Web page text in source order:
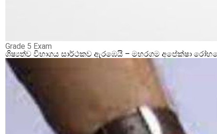
Grade 5 Exam
ශිෂ්‍යත්ව විභාගය සාර්ථකව ඇරඹෙයි – මහරගම අපේක්ෂා